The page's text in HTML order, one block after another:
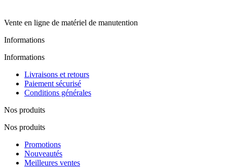
Vente en ligne de matériel de manutention
Informations
Informations
Livraisons et retours
Paiement sécurisé
Conditions générales
Nos produits
Nos produits
Promotions
Nouveautés
Meilleures ventes